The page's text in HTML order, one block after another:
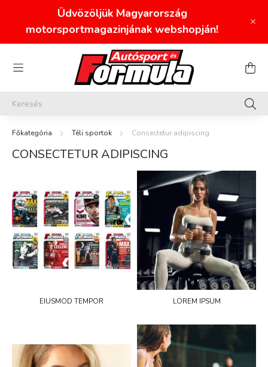
Üdvözöljük Magyarország
motorsportmagazinjának webshopján!
Téli sportok Consectetur adipiscing
CONSECTETUR ADIPISCING
EIUSMOD TEMPOR LOREM IPSUM